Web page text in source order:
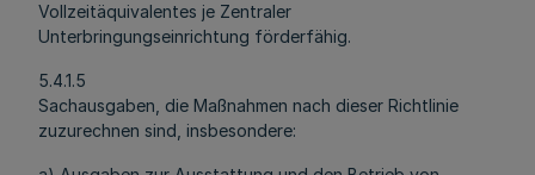
Vollzeitäquivalentes je Zentraler
Unterbringungseinrichtung förderfähig.
5.4.1.5
Sachausgaben, die Maßnahmen nach dieser Richtlinie
zuzurechnen sind, insbesondere: